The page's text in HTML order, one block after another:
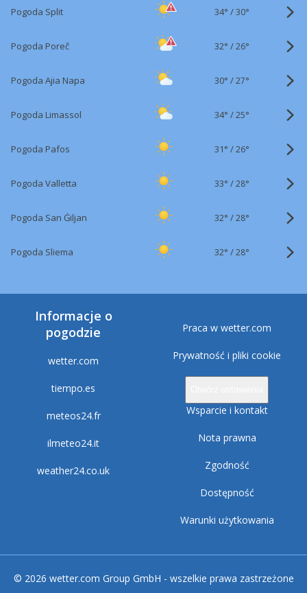
Pogoda Split 34° /30°
Pogoda Poreč 32° /26°
Pogoda Ajia Napa 30° /27°
Pogoda Limassol 34° /25°
Pogoda Pafos 31° /26°
Pogoda Valletta 33° /28°
Pogoda San Ġiljan 32° /28°
Pogoda Sliema 32° /28°
Informacje o
pogodzie
wetter.com
tiempo.es
meteos24.fr
ilmeteo24.it
weather24.co.uk
Praca w wetter.com
Prywatność i pliki cookie
Wsparcie i kontakt
Nota prawna
Zgodność
Dostępność
Warunki użytkowania
© 2026 wetter.com Group GmbH - wszelkie prawa zastrzeżone